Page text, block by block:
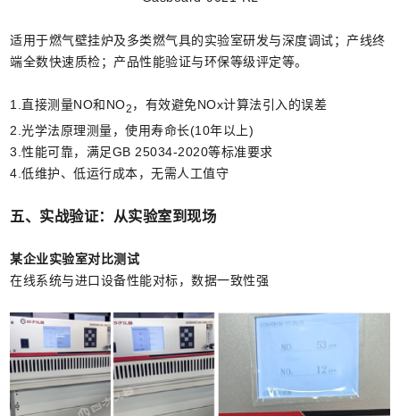
适用于燃气壁挂炉及多类燃气具的实验室研发与深度调试；产线终
端全数快速质检；产品性能验证与环保等级评定等。
1.直接测量NO和NO2 ，有效避免NOx计算法引入的误差
2.光学法原理测量，使用寿命长(10年以上)
3.性能可靠，满足GB 25034-2020等标准要求
4.低维护、低运行成本，无需人工值守
五、实战验证：从实验室到现场
某企业实验室对比测试
在线系统与进口设备性能对标，数据一致性强